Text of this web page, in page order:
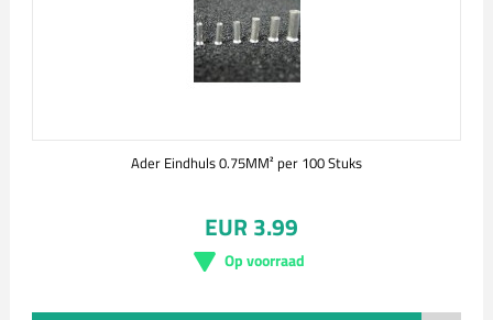
Ader Eindhuls 0.75MM² per 100 Stuks
EUR 3.99
Op voorraad